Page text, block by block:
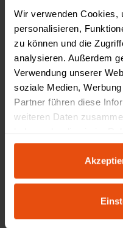
Wir verwenden Cookies,
personalisieren,
zu können und die
analysieren. Außerdem
Verwendung unserer
soziale Medien,
Partner führen diese
weiteren Daten
gesammelt haben.
PRODUKTDESIGN AUS
Möbel mit Herkunft
Lokale Wertschöpfung und
produzieren wir Möbel mit